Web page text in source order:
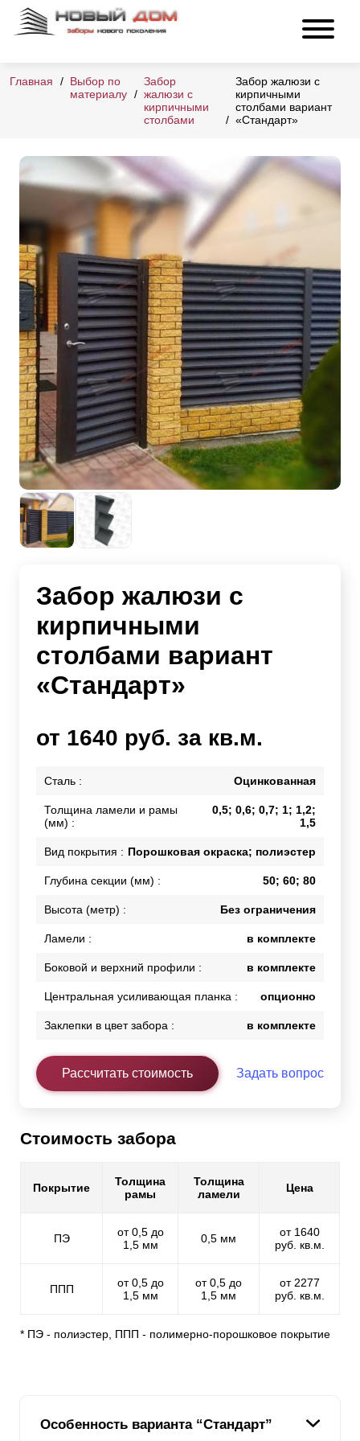
Главная
Выбор по
материалу
Забор
жалюзи с
кирпичными
столбами
Забор жалюзи с
кирпичными
столбами вариант
«Стандарт»
Забор жалюзи с
кирпичными
столбами вариант
«Стандарт»
от 1640 руб. за кв.м.
Сталь : Оцинкованная
Толщина ламели и рамы
(мм) :
0,5; 0,6; 0,7; 1; 1,2;
1,5
Вид покрытия : Порошковая окраска; полиэстер
Глубина секции (мм) : 50; 60; 80
Высота (метр) : Без ограничения
Ламели : в комплекте
Боковой и верхний профили : в комплекте
Центральная усиливающая планка : опционно
Заклепки в цвет забора : в комплекте
Рассчитать стоимость Задать вопрос
Стоимость забора
Покрытие
Толщина
рамы
Толщина
ламели
Цена
ПЭ
от 0,5 до
1,5 мм
0,5 мм
от 1640
руб. кв.м.
ППП
от 0,5 до
1,5 мм
от 0,5 до
1,5 мм
от 2277
руб. кв.м.
* ПЭ - полиэстер, ППП - полимерно-порошковое покрытие
Особенность варианта “Стандарт”